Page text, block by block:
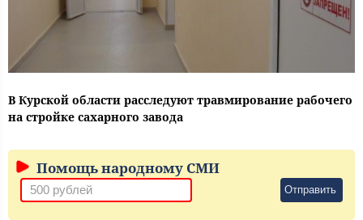
В Курской области расследуют травмирование рабочего
на стройке сахарного завода
Помощь народному СМИ
Отправить